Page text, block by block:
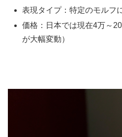
表現タイプ：特定のモルフ
価格：日本では現在4万～
が大幅変動）